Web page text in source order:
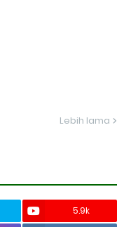
Lebih lama
5.9k